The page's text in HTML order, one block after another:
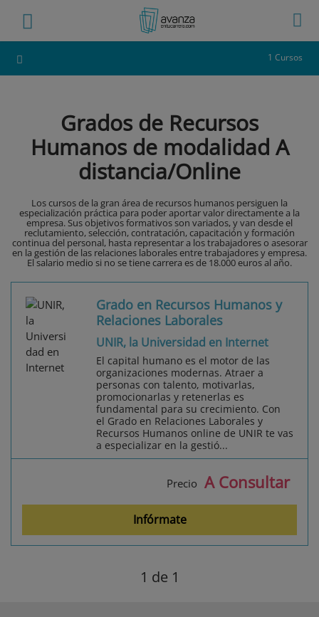
1 Cursos
Grados de Recursos
Humanos de modalidad A
distancia/Online
Los cursos de la gran área de recursos humanos persiguen la
especialización práctica para poder aportar valor directamente a la
empresa. Sus objetivos formativos son variados, y van desde el
reclutamiento, selección, contratación, capacitación y formación
continua del personal, hasta representar a los trabajadores o asesorar
en la gestión de las relaciones laborales entre trabajadores y empresa.
El salario medio si no se tiene carrera es de 18.000 euros al año.
Grado en Recursos Humanos y
Relaciones Laborales
UNIR, la Universidad en Internet
El capital humano es el motor de las
organizaciones modernas. Atraer a
personas con talento, motivarlas,
promocionarlas y retenerlas es
fundamental para su crecimiento. Con
el Grado en Relaciones Laborales y
Recursos Humanos online de UNIR te vas
a especializar en la gestió...
Precio A Consultar
Infórmate
1 de 1